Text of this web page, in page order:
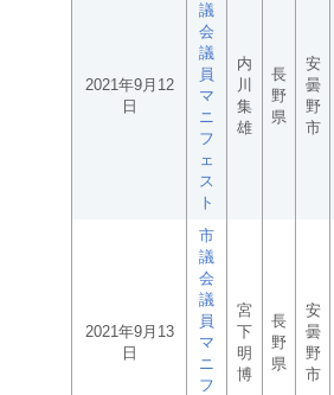
2021年9月12
日
議
会
議
員
マ
ニ
フ
ェ
ス
ト
内
川
集
雄
長
野
県
安
曇
野
市
2021年9月13
日
市
議
会
議
員
マ
ニ
フ
宮
下
明
博
長
野
県
安
曇
野
市